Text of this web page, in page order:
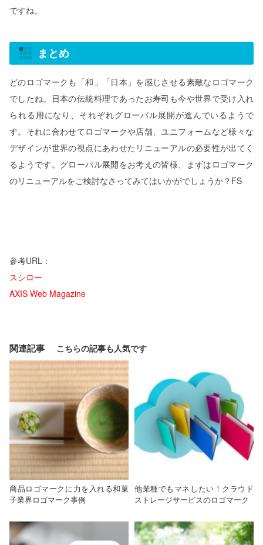
ですね。
まとめ
どのロゴマークも「和」「日本」を感じさせる素敵なロゴマーク
でしたね。日本の伝統料理であったお寿司も今や世界で受け入れ
られる用になり、それぞれグローバル展開が進んでいるようで
す。それに合わせてロゴマークや店舗、ユニフォームなど様々な
デザインが世界の視点にあわせたリニューアルの必要性が出てく
るようです。グローバル展開をお考えの皆様、まずはロゴマーク
のリニューアルをご検討なさってみてはいかがでしょうか？FS
参考URL：
スシロー
AXIS Web Magazine
関連記事
商品ロゴマークに力を入れる和菓
子業界ロゴマーク事例
他業種でもマネしたい！クラウド
ストレージサービスのロゴマーク